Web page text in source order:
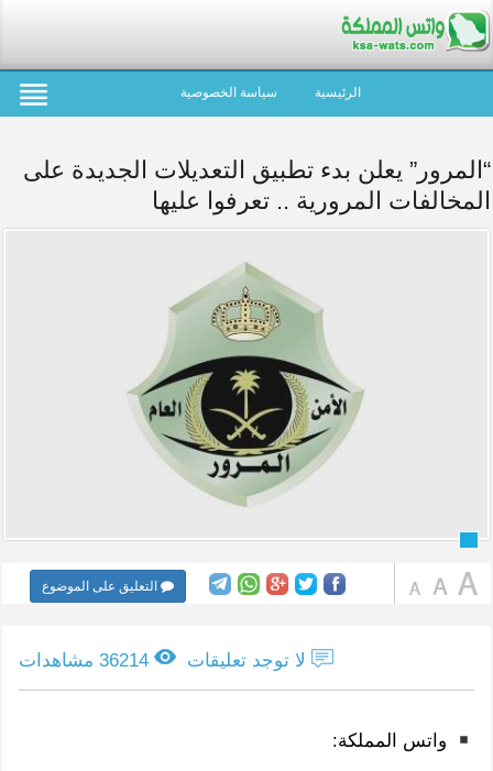
الرئيسية سياسة الخصوصية
“المرور” يعلن بدء تطبيق التعديلات الجديدة على
المخالفات المرورية .. تعرفوا عليها
التعليق على الموضوع
لا توجد تعليقات 36214 مشاهدات
واتس المملكة: